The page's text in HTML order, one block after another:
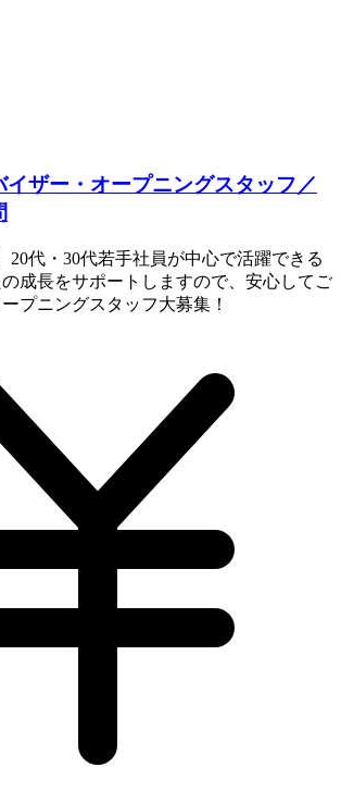
イザー・オープニングスタッフ／
20代・30代若手社員が中心で活躍できる
成長をサポートしますので、安心してご
プニングスタッフ大募集！